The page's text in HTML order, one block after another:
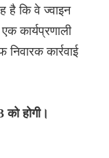
है कि वे ज्वाइन
कार्यप्रणाली
कार्रवाई
होगी।